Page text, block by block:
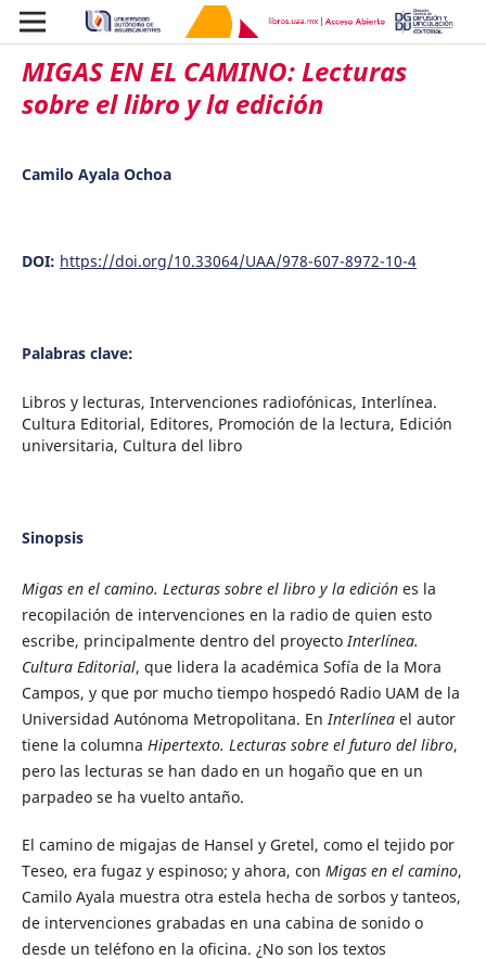
MIGAS EN EL CAMINO: Lecturas
sobre el libro y la edición
Camilo Ayala Ochoa
DOI: https://doi.org/10.33064/UAA/978-607-8972-10-4
Palabras clave:
Libros y lecturas, Intervenciones radiofónicas, Interlínea.
Cultura Editorial, Editores, Promoción de la lectura, Edición
universitaria, Cultura del libro
Sinopsis
Migas en el camino. Lecturas sobre el libro y la ediciónes la
recopilación de intervenciones en la radio de quien esto
escribe, principalmente dentro del proyectoInterlínea.
Cultura Editorial, que lidera la académica Sofía de la Mora
Campos, y que por mucho tiempo hospedó Radio UAM de la
Universidad Autónoma Metropolitana. EnInterlíneael autor
tiene la columna Hipertexto. Lecturas sobre el futuro del libro,
pero las lecturas se han dado en un hogaño que en un
parpadeo se ha vuelto antaño.
El camino de migajas de Hansel y Gretel, como el tejido por
Teseo, era fugaz y espinoso; y ahora, con Migas en el camino,
Camilo Ayala muestra otra estela hecha de sorbos y tanteos,
de intervenciones grabadas en una cabina de sonido o
desde un teléfono en la oficina. ¿No son los textos